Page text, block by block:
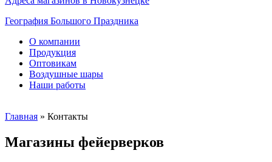
География Большого Праздника
О компании
Продукция
Оптовикам
Воздушные шары
Наши работы
Главная » Контакты
Магазины фейерверков